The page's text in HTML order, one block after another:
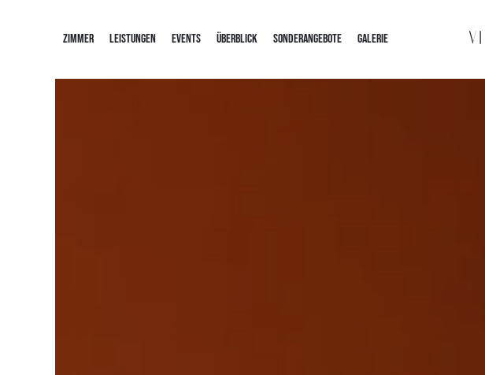
ZIMMER LEISTUNGEN EVENTS ÜBERBLICK SONDERANGEBOTE GALERIE